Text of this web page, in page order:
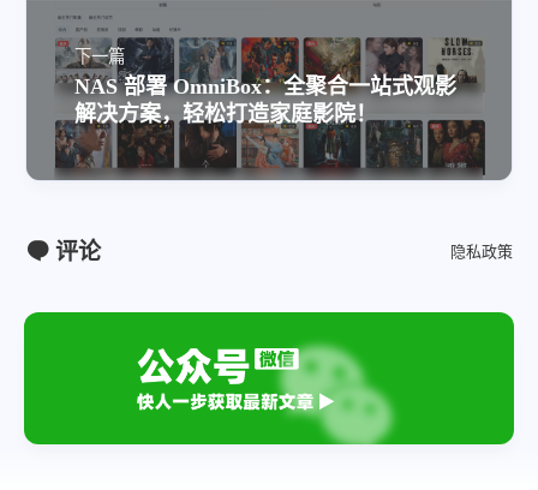
下一篇
NAS 部署 OmniBox：全聚合一站式观影
解决方案，轻松打造家庭影院！
评论 隐私政策